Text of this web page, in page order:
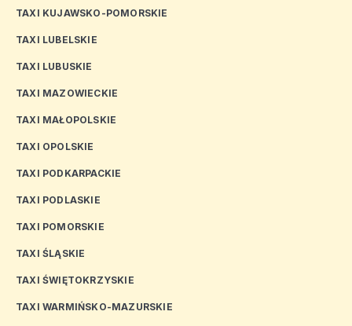
TAXI KUJAWSKO-POMORSKIE
TAXI LUBELSKIE
TAXI LUBUSKIE
TAXI MAZOWIECKIE
TAXI MAŁOPOLSKIE
TAXI OPOLSKIE
TAXI PODKARPACKIE
TAXI PODLASKIE
TAXI POMORSKIE
TAXI ŚLĄSKIE
TAXI ŚWIĘTOKRZYSKIE
TAXI WARMIŃSKO-MAZURSKIE